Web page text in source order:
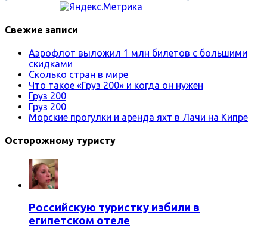
Свежие записи
Аэрофлот выложил 1 млн билетов с большими
скидками
Сколько стран в мире
Что такое «Груз 200» и когда он нужен
Груз 200
Груз 200
Морские прогулки и аренда яхт в Лачи на Кипре
Осторожному туристу
Российскую туристку избили в
египетском отеле